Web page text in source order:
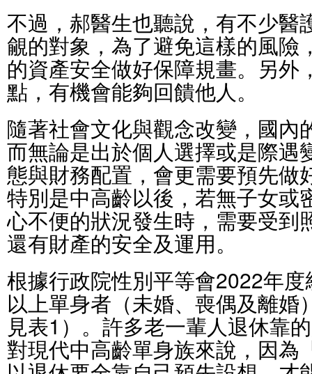
不過，郝醫生也聽說，有不少醫
覦的對象，為了避免這樣的風險
的資產安全做好保障規畫。另外
點，有機會能夠回饋他人。
隨著社會文化與觀念改變，國內
而無論是出於個人選擇或是際遇
態與財務配置，會更需要預先做
特別是中高齡以後，若無子女或
心不便的狀況發生時，需要受到
還有財產的安全及運用。
根據行政院性別平等會2022年
以上單身者（未婚、喪偶及離婚
見表1）。許多老一輩人退休靠
對現代中高齡單身族來說，因為